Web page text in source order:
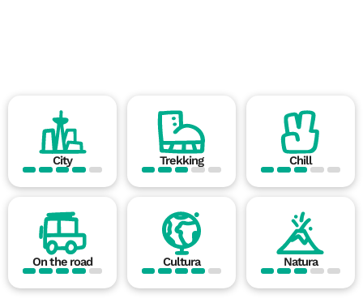
City Trekking Chill
On the road Cultura Natura